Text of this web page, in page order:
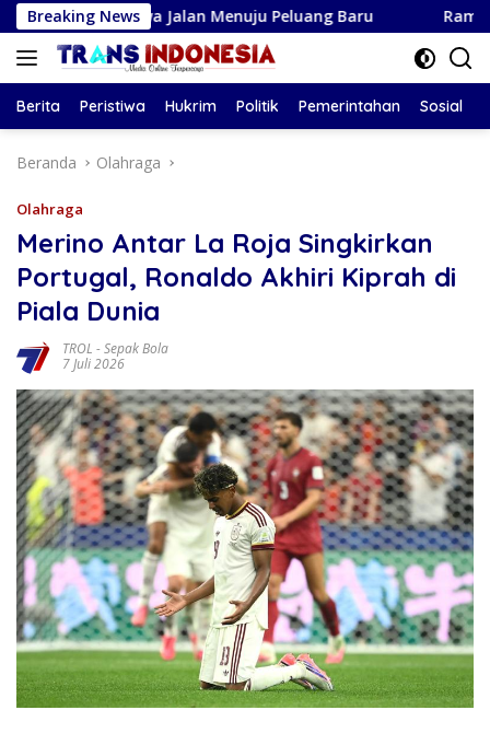
Langsung
ke
konten
Breaking News
Jalan Menuju Peluang Baru Ramalan Zodiak
Berita Peristiwa Hukrim Politik Pemerintahan Sosial
Beranda Olahraga
Olahraga
Merino Antar La Roja Singkirkan
Portugal, Ronaldo Akhiri Kiprah di
Piala Dunia
TROL -Sepak Bola
7 Juli 2026